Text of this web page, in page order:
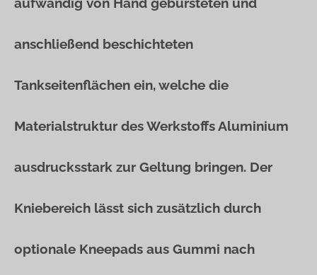
anschließend beschichteten
Tankseitenflächen ein, welche die
Materialstruktur des Werkstoffs Aluminium
ausdrucksstark zur Geltung bringen. Der
Kniebereich lässt sich zusätzlich durch
optionale Kneepads aus Gummi nach